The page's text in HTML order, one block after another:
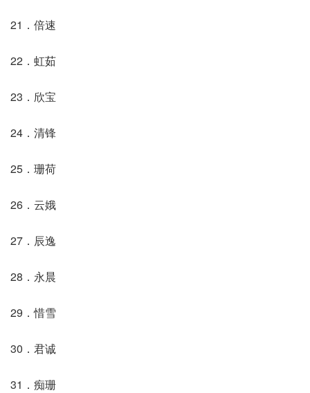
21．倍速
22．虹茹
23．欣宝
24．清锋
25．珊荷
26．云娥
27．辰逸
28．永晨
29．惜雪
30．君诚
31．痴珊